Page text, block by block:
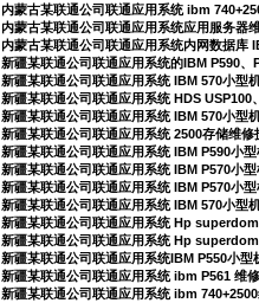
内蒙古某联通公司联通应用系统 ibm
内蒙古某联通公司联通应用系统应用服务器
内蒙古某联通公司联通应用系统内网数据库
新疆某联通公司联通应用系统的IBM P590
新疆某联通公司联通应用系统 IBM 570小型
新疆某联通公司联通应用系统 HDS
新疆某联通公司联通应用系统 IBM 570小型
新疆某联通公司联通应用系统 2500存储维修
新疆某联通公司联通应用系统 IBM P590小
新疆某联通公司联通应用系统 IBM P570小
新疆某联通公司联通应用系统 IBM P570小
新疆某联通公司联通应用系统 IBM 570小型
新疆某联通公司联通应用系统 Hp
新疆某联通公司联通应用系统 Hp
新疆某联通公司联通应用系统IBM P550小型
新疆某联通公司联通应用系统 ibm P561 维
新疆某联通公司联通应用系统 ibm